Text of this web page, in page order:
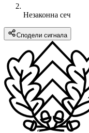
Незаконна сеч
Сподели сигнала